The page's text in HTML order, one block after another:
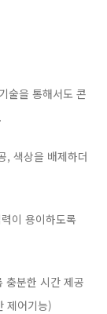
술을 통해서도 콘
, 색상을 배제하더
이 용이하도록
충분한 시간 제공
제어기능)